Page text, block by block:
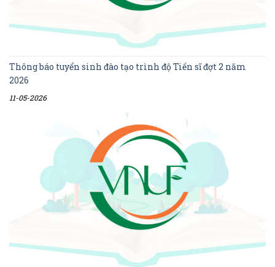
Thông báo tuyển sinh đào tạo trình độ Tiến sĩ đợt 2 năm
2026
11-05-2026